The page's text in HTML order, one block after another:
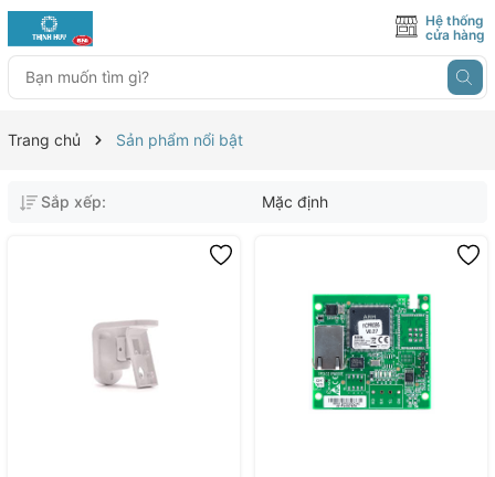
Hệ thống
cửa hàng
Trang chủ Sản phẩm nổi bật
Sắp xếp: Mặc định